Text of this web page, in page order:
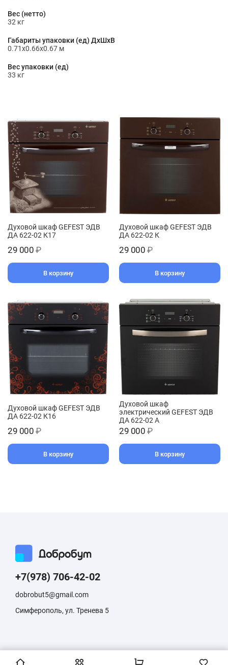
Вес (нетто)
32 кг
Габариты упаковки (ед) ДхШхВ
0.71x0.66x0.67 м
Вес упаковки (ед)
33 кг
Духовой шкаф GEFEST ЭДВ
ДА 622-02 К17
29 000 ₽
В корзину
Духовой шкаф GEFEST ЭДВ
ДА 622-02 К
29 000 ₽
В корзину
Духовой шкаф GEFEST ЭДВ
ДА 622-02 К16
29 000 ₽
В корзину
Духовой шкаф
электрический GEFEST ЭДВ
ДА 622-02 А
29 000 ₽
В корзину
+7(978) 706-42-02
dobrobut5@gmail.com
Симферополь, ул. Тренева 5
Информация, размещенная на сайте, не является публичной